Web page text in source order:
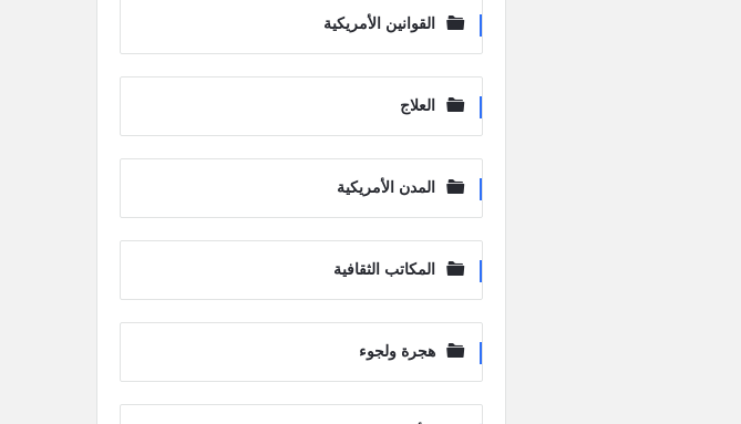
القوانين الأمريكية
العلاج
المدن الأمريكية
المكاتب الثقافية
هجرة ولجوء